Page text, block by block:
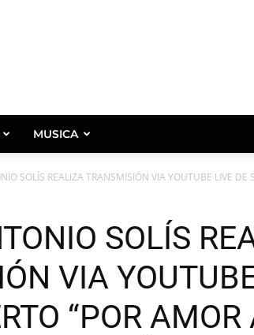
MUSICA
SOLÍS REALIZA TRANSMISIÓN VIA YOUTUBE LIVE DE
SOLÍS
VIA
“POR AMOR